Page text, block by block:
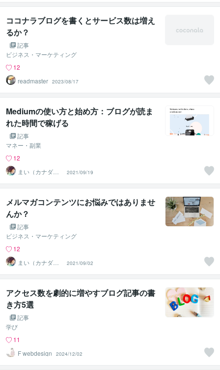
ココナラブログを書くとサービス数は増え
るか？
記事
ビジネス・マーケティング
12
readmaster 2023/08/17
Mediumの使い方と始め方：ブログが読ま
れた時間で稼げる
記事
マネー・副業
12
まい（カナダ在
住）
2021/09/19
メルマガコンテンツにお悩みではありませ
んか？
記事
ビジネス・マーケティング
12
まい（カナダ在
住）
2021/09/02
アクセス数を劇的に増やすブログ記事の書
き方5選
記事
学び
11
F webdesign
2024/12/02